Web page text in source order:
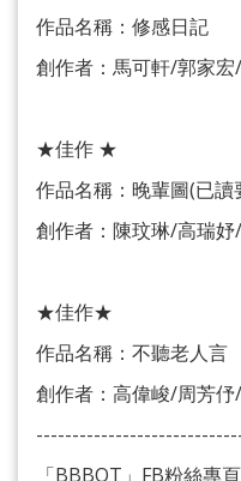
作品名稱：修感日記
創作者：馬可軒/郭家
★佳作 ★
作品名稱：晚輩圖(已讀
創作者：陳玟琳/高瑞
★佳作★
作品名稱：不聽老人言
創作者：高偉峻/周芳
「BBBOT」FB粉絲專頁